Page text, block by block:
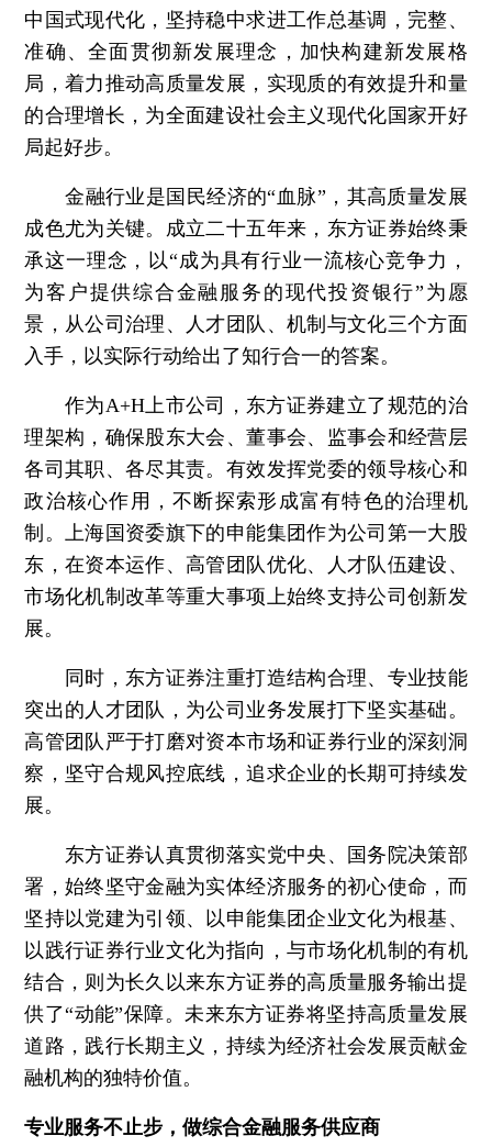
中国式现代化，坚持稳中求进工作总基调，完整、
准确、全面贯彻新发展理念，加快构建新发展格
局，着力推动高质量发展，实现质的有效提升和量
的合理增长，为全面建设社会主义现代化国家开好
局起好步。
金融行业是国民经济的“血脉”，其高质量发展
成色尤为关键。成立二十五年来，东方证券始终秉
承这一理念，以“成为具有行业一流核心竞争力，
为客户提供综合金融服务的现代投资银行”为愿
景，从公司治理、人才团队、机制与文化三个方面
入手，以实际行动给出了知行合一的答案。
作为A+H上市公司，东方证券建立了规范的治
理架构，确保股东大会、董事会、监事会和经营层
各司其职、各尽其责。有效发挥党委的领导核心和
政治核心作用，不断探索形成富有特色的治理机
制。上海国资委旗下的申能集团作为公司第一大股
东，在资本运作、高管团队优化、人才队伍建设、
市场化机制改革等重大事项上始终支持公司创新发
展。
同时，东方证券注重打造结构合理、专业技能
突出的人才团队，为公司业务发展打下坚实基础。
高管团队严于打磨对资本市场和证券行业的深刻洞
察，坚守合规风控底线，追求企业的长期可持续发
展。
东方证券认真贯彻落实党中央、国务院决策部
署，始终坚守金融为实体经济服务的初心使命，而
坚持以党建为引领、以申能集团企业文化为根基、
以践行证券行业文化为指向，与市场化机制的有机
结合，则为长久以来东方证券的高质量服务输出提
供了“动能”保障。未来东方证券将坚持高质量发展
道路，践行长期主义，持续为经济社会发展贡献金
融机构的独特价值。
专业服务不止步，做综合金融服务供应商